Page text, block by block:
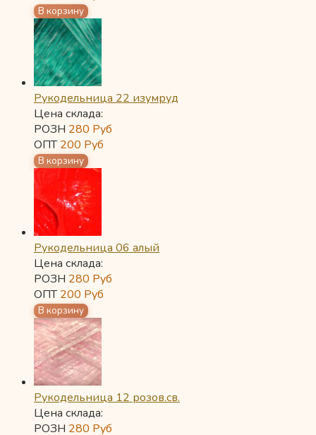
Рукодельница 22 изумруд
Цена склада:
РОЗН 280 Руб
ОПТ200 Руб
Рукодельница 06 алый
Цена склада:
РОЗН 280 Руб
ОПТ200 Руб
Рукодельница 12 розов.св.
Цена склада:
РОЗН 280 Руб